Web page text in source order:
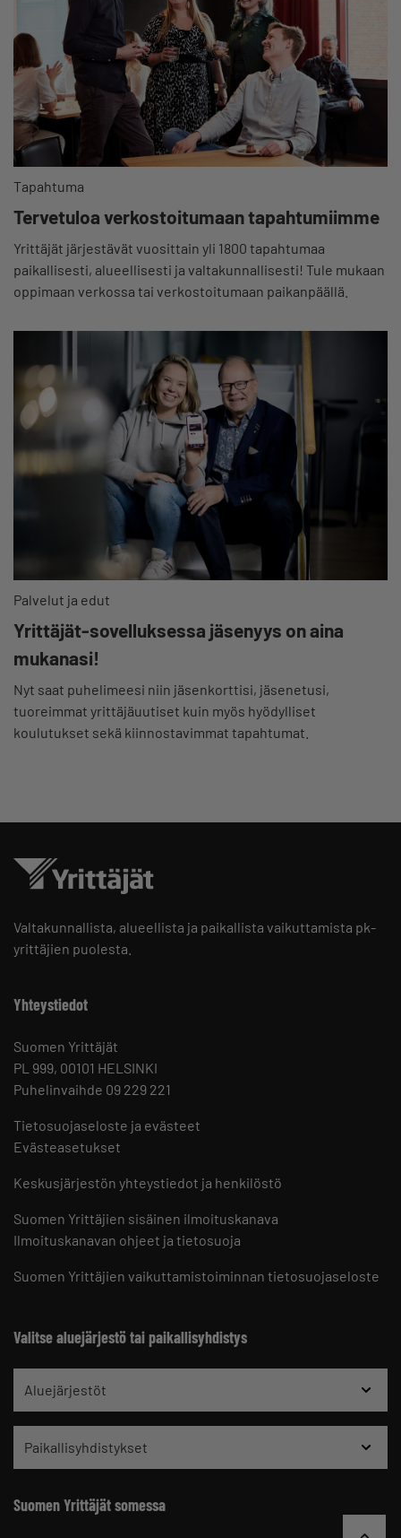
Tapahtuma
Tervetuloa verkostoitumaan tapahtumiimme
Yrittäjät järjestävät vuosittain yli 1800 tapahtumaa
paikallisesti, alueellisesti ja valtakunnallisesti! Tule mukaan
oppimaan verkossa tai verkostoitumaan paikanpäällä.
Palvelut ja edut
Yrittäjät-sovelluksessa jäsenyys on aina
mukanasi!
Nyt saat puhelimeesi niin jäsenkorttisi, jäsenetusi,
tuoreimmat yrittäjäuutiset kuin myös hyödylliset
koulutukset sekä kiinnostavimmat tapahtumat.
Valtakunnallista, alueellista ja paikallista vaikuttamista pk-
yrittäjien puolesta.
Yhteystiedot
Suomen Yrittäjät
PL 999, 00101 HELSINKI
Puhelinvaihde 09 229 221
Tietosuojaseloste ja evästeet
Evästeasetukset
Keskusjärjestön yhteystiedot ja henkilöstö
Suomen Yrittäjien sisäinen ilmoituskanava
Ilmoituskanavan ohjeet ja tietosuoja
Suomen Yrittäjien vaikuttamistoiminnan tietosuojaseloste
Valitse aluejärjestö tai paikallisyhdistys
Aluejärjestöt
Paikallisyhdistykset
Suomen Yrittäjät somessa